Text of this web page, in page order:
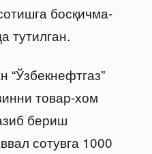
босқичма-
тутилган.
товар-хом
бериш
сотувга 1000